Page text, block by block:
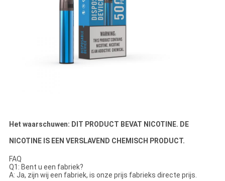
Het waarschuwen: DIT PRODUCT BEVAT NICOTINE. DE
NICOTINE IS EEN VERSLAVEND CHEMISCH PRODUCT.
FAQ
Q1: Bent u een fabriek?
A: Ja, zijn wij een fabriek, is onze prijs fabrieks directe prijs.